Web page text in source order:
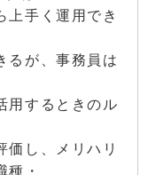
手く運用でき
が、事務員は
用するときのル
し、メリハリ
種・